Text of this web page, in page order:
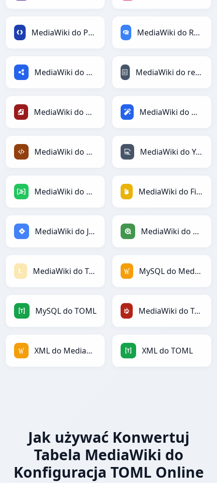
MediaWiki do Protobuf MediaWiki do RDataFrame
MediaWiki do RDF MediaWiki do reStructuredText
MediaWiki do Ruby MediaWiki do Magic
MediaWiki do XML MediaWiki do YAML
MediaWiki do DAX MediaWiki do Firebase
MediaWiki do Jira MediaWiki do Qlik
MediaWiki do Textile MySQL do MediaWiki
MySQL do TOML MediaWiki do TracWiki
XML do MediaWiki XML do TOML
Jak używać Konwertuj
Tabela MediaWiki do
Konfiguracja TOML Online